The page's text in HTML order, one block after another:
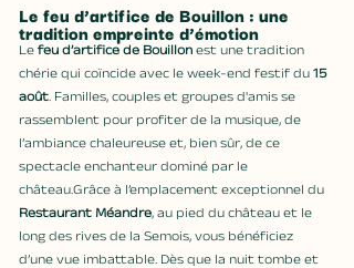
Le feu d’artifice de Bouillon : une
tradition empreinte d’émotion
Le feu d’artifice de Bouillon est une tradition
chérie qui coïncide avec le week-end festif du 15
août. Familles, couples et groupes d'amis se
rassemblent pour profiter de la musique, de
l’ambiance chaleureuse et, bien sûr, de ce
spectacle enchanteur dominé par le
château.Grâce à l’emplacement exceptionnel du
Restaurant Méandre, au pied du château et le
long des rives de la Semois, vous bénéficiez
d’une vue imbattable. Dès que la nuit tombe et